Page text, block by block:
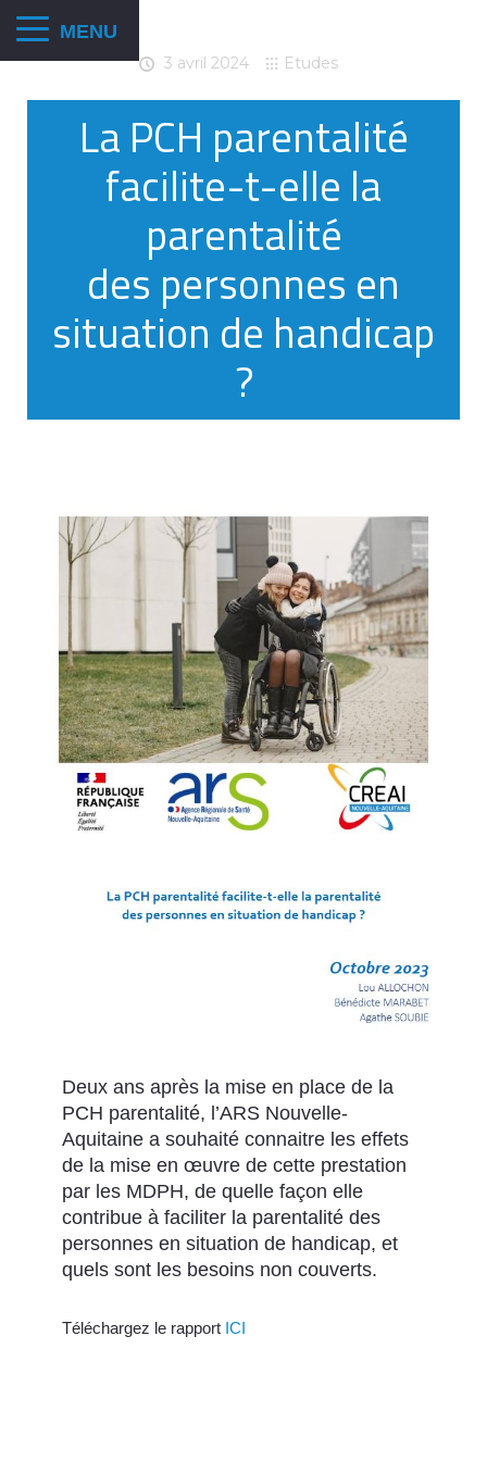
3 avril 2024 Etudes
La PCH parentalité
facilite-t-elle la
parentalité
des personnes en
situation de handicap
?
Deux ans après la mise en place de la
PCH parentalité, l’ARS Nouvelle-
Aquitaine a souhaité connaitre les effets
de la mise en œuvre de cette prestation
par les MDPH, de quelle façon elle
contribue à faciliter la parentalité des
personnes en situation de handicap, et
quels sont les besoins non couverts.
Téléchargez le rapport ICI